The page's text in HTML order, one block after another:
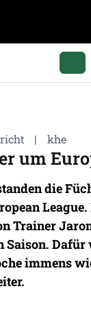
| khe
um
die
Trainer
Saison. Dafür
immens